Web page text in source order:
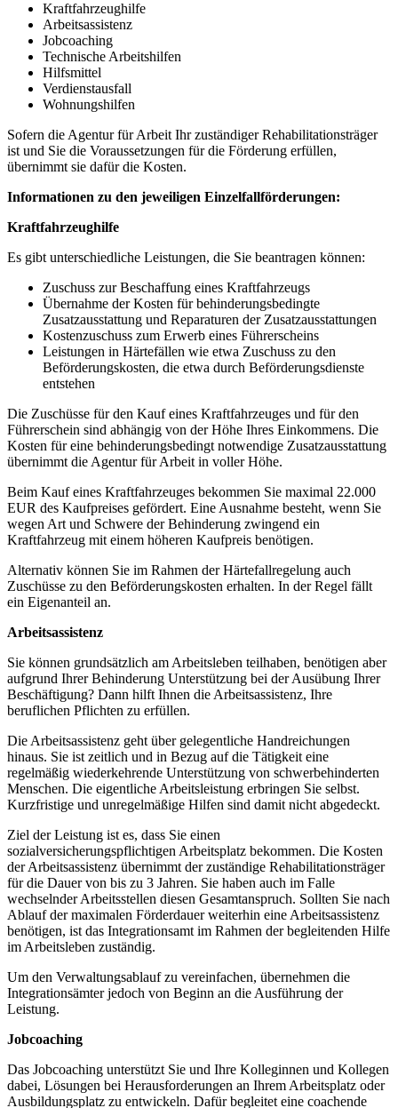
Kraftfahrzeughilfe
Arbeitsassistenz
Jobcoaching
Technische Arbeitshilfen
Hilfsmittel
Verdienstausfall
Wohnungshilfen
Sofern die Agentur für Arbeit Ihr zuständiger Rehabilitationsträger
ist und Sie die Voraussetzungen für die Förderung erfüllen,
übernimmt sie dafür die Kosten.
Informationen zu den jeweiligen Einzelfallförderungen:
Kraftfahrzeughilfe
Es gibt unterschiedliche Leistungen, die Sie beantragen können:
Zuschuss zur Beschaffung eines Kraftfahrzeugs
Übernahme der Kosten für behinderungsbedingte
Zusatzausstattung und Reparaturen der Zusatzausstattungen
Kostenzuschuss zum Erwerb eines Führerscheins
Leistungen in Härtefällen wie etwa Zuschuss zu den
Beförderungskosten, die etwa durch Beförderungsdienste
entstehen
Die Zuschüsse für den Kauf eines Kraftfahrzeuges und für den
Führerschein sind abhängig von der Höhe Ihres Einkommens. Die
Kosten für eine behinderungsbedingt notwendige Zusatzausstattung
übernimmt die Agentur für Arbeit in voller Höhe.
Beim Kauf eines Kraftfahrzeuges bekommen Sie maximal 22.000
EUR des Kaufpreises gefördert. Eine Ausnahme besteht, wenn Sie
wegen Art und Schwere der Behinderung zwingend ein
Kraftfahrzeug mit einem höheren Kaufpreis benötigen.
Alternativ können Sie im Rahmen der Härtefallregelung auch
Zuschüsse zu den Beförderungskosten erhalten. In der Regel fällt
ein Eigenanteil an.
Arbeitsassistenz
Sie können grundsätzlich am Arbeitsleben teilhaben, benötigen aber
aufgrund Ihrer Behinderung Unterstützung bei der Ausübung Ihrer
Beschäftigung? Dann hilft Ihnen die Arbeitsassistenz, Ihre
beruflichen Pflichten zu erfüllen.
Die Arbeitsassistenz geht über gelegentliche Handreichungen
hinaus. Sie ist zeitlich und in Bezug auf die Tätigkeit eine
regelmäßig wiederkehrende Unterstützung von schwerbehinderten
Menschen. Die eigentliche Arbeitsleistung erbringen Sie selbst.
Kurzfristige und unregelmäßige Hilfen sind damit nicht abgedeckt.
Ziel der Leistung ist es, dass Sie einen
sozialversicherungspflichtigen Arbeitsplatz bekommen. Die Kosten
der Arbeitsassistenz übernimmt der zuständige Rehabilitationsträger
für die Dauer von bis zu 3 Jahren. Sie haben auch im Falle
wechselnder Arbeitsstellen diesen Gesamtanspruch. Sollten Sie nach
Ablauf der maximalen Förderdauer weiterhin eine Arbeitsassistenz
benötigen, ist das Integrationsamt im Rahmen der begleitenden Hilfe
im Arbeitsleben zuständig.
Um den Verwaltungsablauf zu vereinfachen, übernehmen die
Integrationsämter jedoch von Beginn an die Ausführung der
Leistung.
Jobcoaching
Das Jobcoaching unterstützt Sie und Ihre Kolleginnen und Kollegen
dabei, Lösungen bei Herausforderungen an Ihrem Arbeitsplatz oder
Ausbildungsplatz zu entwickeln. Dafür begleitet eine coachende